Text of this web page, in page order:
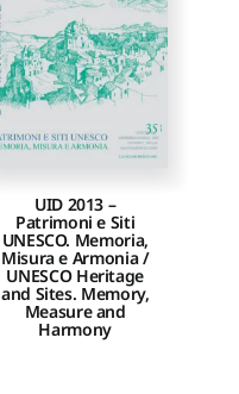
UID 2013 –
Patrimoni e Siti
UNESCO. Memoria,
Misura e Armonia /
UNESCO Heritage
and Sites. Memory,
Measure and
Harmony